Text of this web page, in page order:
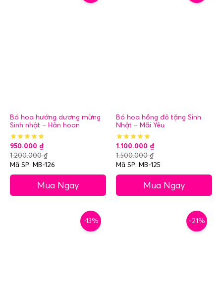
Bó hoa hướng dương mừng
Sinh nhật – Hân hoan
950.000 ₫
1.200.000₫
Mã SP: MB-126
Mua Ngay
Bó hoa hồng đỏ tặng Sinh
Nhật – Mãi Yêu
1.100.000 ₫
1.500.000₫
Mã SP: MB-125
Mua Ngay
-13% -21%